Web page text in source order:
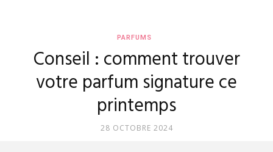
PARFUMS
Conseil : comment trouver
votre parfum signature ce
printemps
28 OCTOBRE 2024